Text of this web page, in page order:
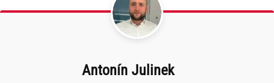
Antonín Julinek